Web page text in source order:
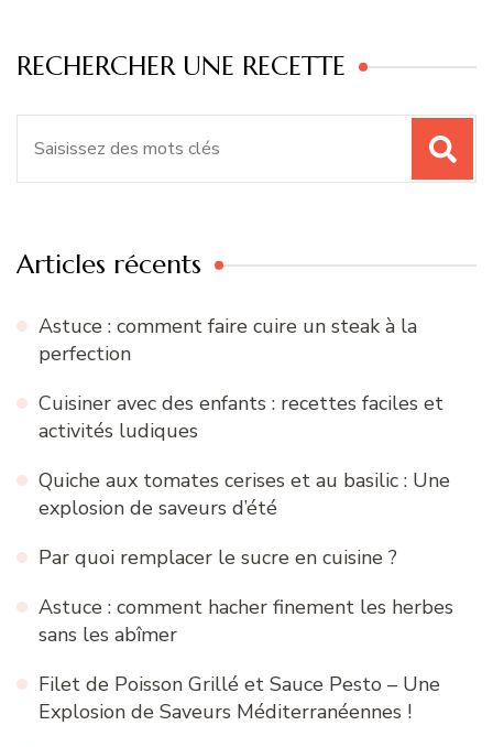
RECHERCHER UNE RECETTE
Articles récents
Astuce : comment faire cuire un steak à la
perfection
Cuisiner avec des enfants : recettes faciles et
activités ludiques
Quiche aux tomates cerises et au basilic : Une
explosion de saveurs d’été
Par quoi remplacer le sucre en cuisine ?
Astuce : comment hacher finement les herbes
sans les abîmer
Filet de Poisson Grillé et Sauce Pesto – Une
Explosion de Saveurs Méditerranéennes !